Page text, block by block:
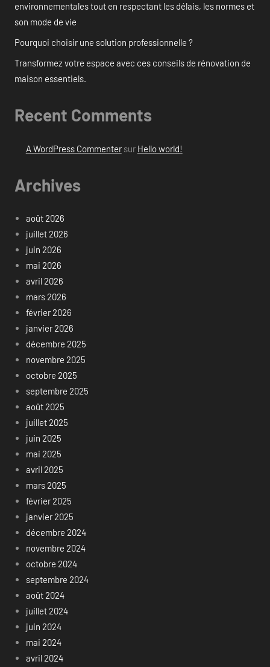
environnementales tout en respectant les délais, les normes et
son mode de vie
Pourquoi choisir une solution professionnelle ?
Transformez votre espace avec ces conseils de rénovation de
maison essentiels.
Recent Comments
A WordPress Commentersur Hello world!
Archives
août 2026
juillet 2026
juin 2026
mai 2026
avril 2026
mars 2026
février 2026
janvier 2026
décembre 2025
novembre 2025
octobre 2025
septembre 2025
août 2025
juillet 2025
juin 2025
mai 2025
avril 2025
mars 2025
février 2025
janvier 2025
décembre 2024
novembre 2024
octobre 2024
septembre 2024
août 2024
juillet 2024
juin 2024
mai 2024
avril 2024